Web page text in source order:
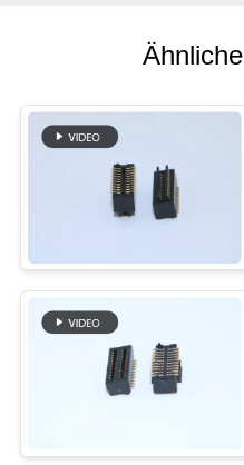
SITEMAP
PRIVACY
POLICY